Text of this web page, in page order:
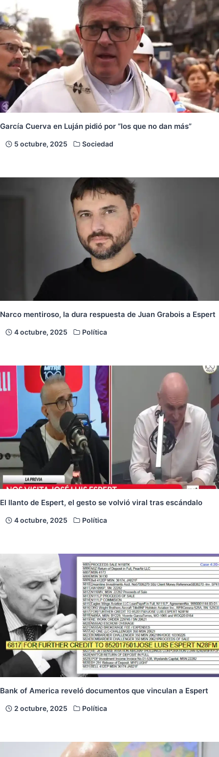
García Cuerva en Luján pidió por “los que no dan más”
5 octubre, 2025 Sociedad
Narco mentiroso, la dura respuesta de Juan Grabois a Espert
4 octubre, 2025 Política
El llanto de Espert, el gesto se volvió viral tras escándalo
4 octubre, 2025 Política
Bank of America reveló documentos que vinculan a Espert
2 octubre, 2025 Política